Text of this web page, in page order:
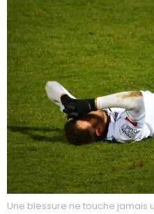
Une blessure ne touche jamais